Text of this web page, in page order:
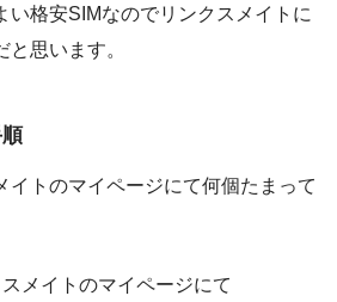
い格安SIMなのでリンクスメイトに
思います。
イトのマイページにて何個たまって
メイトのマイページにて